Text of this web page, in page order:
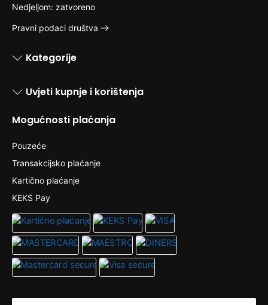
Nedjeljom: zatvoreno
Pravni podaci društva
Kategorije
Uvjeti kupnje i korištenja
Mogućnosti plaćanja
Pouzeće
Transakcijsko plaćanje
Kartično plaćanje
KEKS Pay